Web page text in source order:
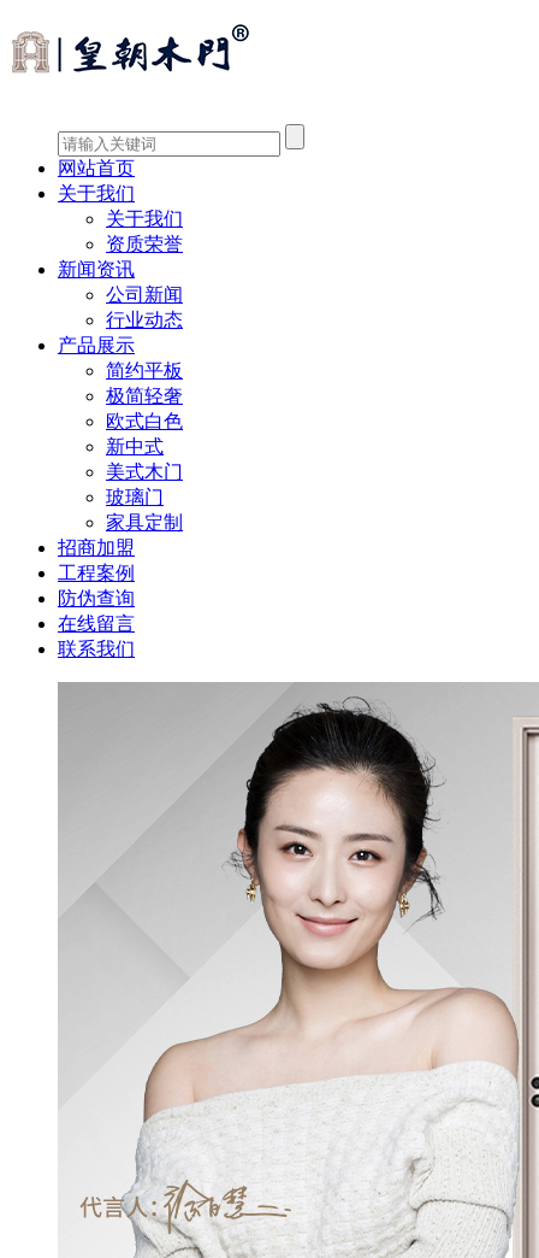
网站首页
关于我们
关于我们
资质荣誉
新闻资讯
公司新闻
行业动态
产品展示
简约平板
极简轻奢
欧式白色
新中式
美式木门
玻璃门
家具定制
招商加盟
工程案例
防伪查询
在线留言
联系我们